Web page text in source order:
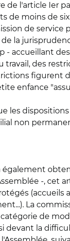
de l'article Ier
de moins de
de
la
- accueillant
travail, des
figurent
enfance
les
non
-, cet
La
de
devant la